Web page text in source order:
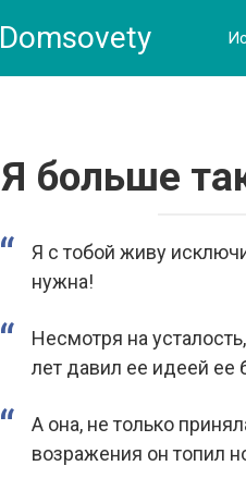
Domsovety
Я больше
Я с тобой живу
нужна!
Несмотря на
лет давил ее идеей ее
А она, не только
возражения он топил